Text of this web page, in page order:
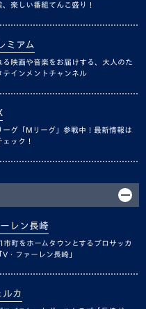
、楽しい番組てんこ盛り！
ミアム
る映画や音楽をお届けする、大人のた
テインメントチャンネル
ーグ「Mリーグ」参戦中！最新情報は
ック！
レン長崎
市町をホームタウンとするプロサッカ
V・ファーレン長崎」
ルカ